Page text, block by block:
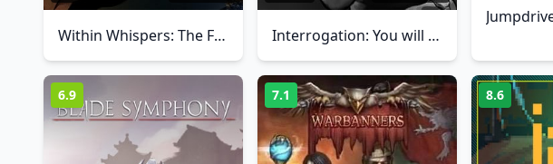
Within Whispers: The Fall Interrogation: You will be deceived
6.9 7.1 8.6